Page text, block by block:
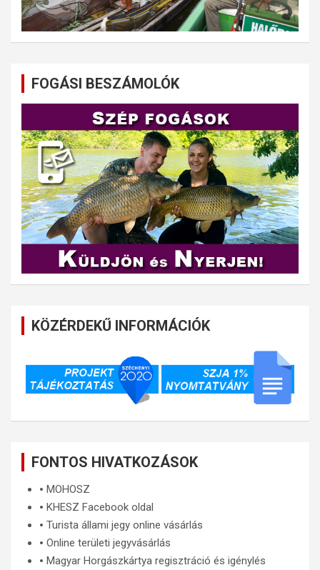
FOGÁSI BESZÁMOLÓK
KÖZÉRDEKŰ INFORMÁCIÓK
FONTOS HIVATKOZÁSOK
🞄 MOHOSZ
🞄 KHESZ Facebook oldal
🞄 Turista állami jegy online vásárlás
🞄 Online területi jegyvásárlás
🞄 Magyar Horgászkártya regisztráció és igénylés